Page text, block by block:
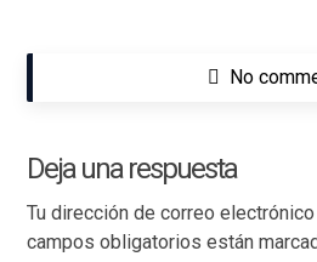
No
Deja una respuesta
Tu dirección de correo
campos obligatorios están